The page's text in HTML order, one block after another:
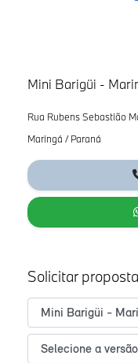
Mini Barigüi -
Rua Rubens Sebastião
Maringá / Paraná
Solicitar proposta